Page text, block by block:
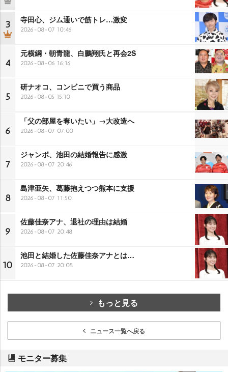
3 寺田心、ジム通いで筋トレ…激変
2026-08-07 10:46
4
元横綱・朝青龍、白鵬翔氏と再会2S
2026-08-06 16:16
5
研ナオコ、コンビニで買う商品
2026-08-05 15:10
6
「父の部屋を奪いたい」→大改造へ
2026-08-07 07:00
7
ジャンボ、池田の結婚報告に感激
2026-08-07 20:46
8
島津亜矢、葛藤抱えつつ熊本に支援
2026-08-07 11:50
9
佐藤佳奈アナ、退社の理由は結婚
2026-08-07 20:48
10
池田と結婚した佐藤佳奈アナとは…
2026-08-07 20:08
もっと見る
ニュース一覧へ戻る
モニター募集